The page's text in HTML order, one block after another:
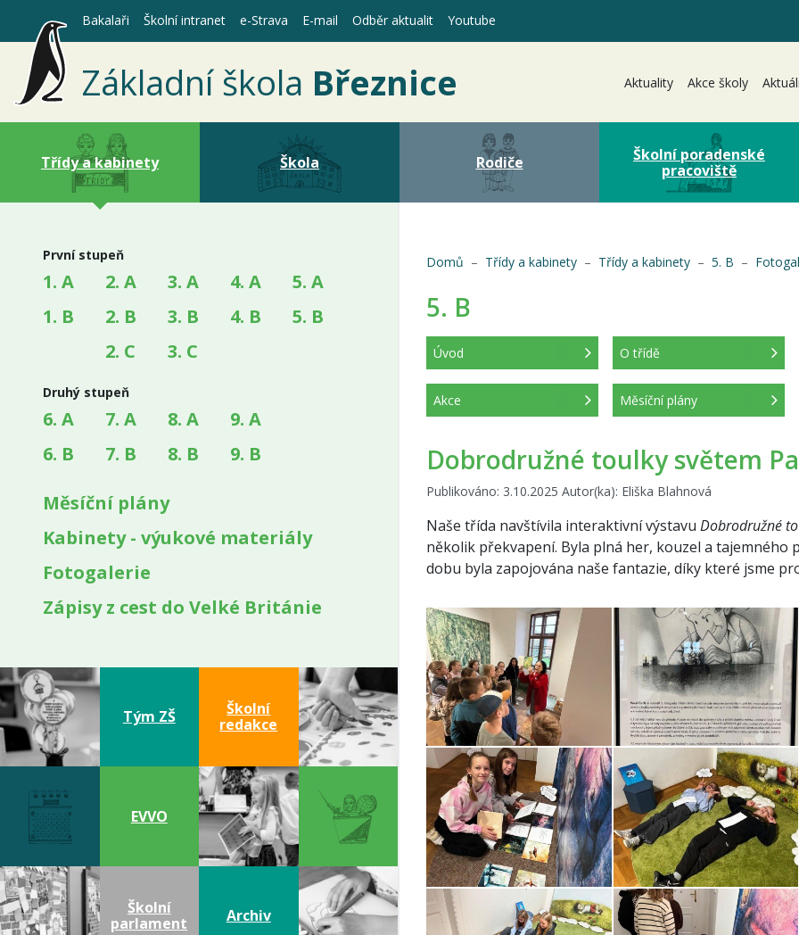
Základní škola Březnice Aktuality Akce školy
Bakalaři Školní intranet e-Strava E-mail Odběr aktualit Youtube
Třídy a kabinety Škola Rodiče
Školní poradenské
pracoviště
První stupeň
1. A
1. B
2. A
2. B
2. C
3. A
3. B
3. C
4. A
4. B
5. A
5. B
Druhý stupeň
6. A
6. B
7. A
7. B
8. A
8. B
9. A
9. B
Měsíční plány
Kabinety - výukové materiály
Fotogalerie
Zápisy z cest do Velké Británie
Tým ZŠ
Školní
redakce
EVVO
Školní
parlament
Archiv
Domů Třídy a kabinety Třídy a kabinety 5. B
5. B
Úvod O třídě
Akce Měsíční plány
Dobrodružné toulky světem
Publikováno: 3.10.2025 Autor(ka): Eliška Blahnová
Naše třída navštívila interaktivní výstavu Dobrodružné
několik překvapení. Byla plná her, kouzel a tajemného
dobu byla zapojována naše fantazie, díky které jsme